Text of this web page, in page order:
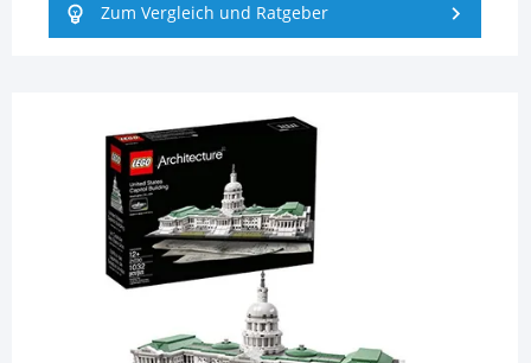
Zum Vergleich und Ratgeber